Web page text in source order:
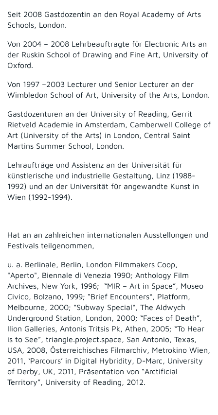
Seit 2008 Gastdozentin an den Royal Academy of Arts
Schools, London.
Von 2004 – 2008 Lehrbeauftragte für Electronic Arts an
der Ruskin School of Drawing and Fine Art, University of
Oxford.
Von 1997 –2003 Lecturer und Senior Lecturer an der
Wimbledon School of Art, University of the Arts, London.
Gastdozenturen an der University of Reading, Gerrit
Rietveld Academie in Amsterdam, Camberwell College of
Art (University of the Arts) in London, Central Saint
Martins Summer School, London.
Lehraufträge und Assistenz an der Universität für
künstlerische und industrielle Gestaltung, Linz (1988-
1992) und an der Universität für angewandte Kunst in
Wien (1992-1994).
Hat an an zahlreichen internationalen Ausstellungen und
Festivals teilgenommen,
u. a. Berlinale, Berlin, London Filmmakers Coop,
"Aperto", Biennale di Venezia 1990; Anthology Film
Archives, New York, 1996; “MIR – Art in Space”, Museo
Civico, Bolzano, 1999; “Brief Encounters“, Platform,
Melbourne, 2000; “Subway Special“, The Aldwych
Underground Station, London, 2000; “Faces of Death”,
Ilion Galleries, Antonis Tritsis Pk, Athen, 2005; “To Hear
is to See”, triangle.project.space, San Antonio, Texas,
USA, 2008, Österreichisches Filmarchiv, Metrokino Wien,
2011, ‘Parcours’ in Digital Hybridity, D-Marc, University
of Derby, UK, 2011, Präsentation von “Arctificial
Territory”, University of Reading, 2012.